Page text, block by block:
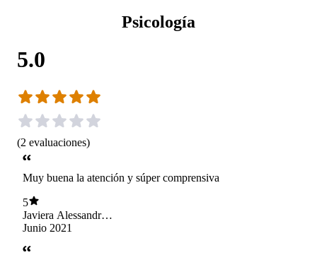
Psicología
5.0
(2 evaluaciones)
Muy buena la atención y súper comprensiva
5
Javiera Alessandra
Ponce Tejos
Junio 2021